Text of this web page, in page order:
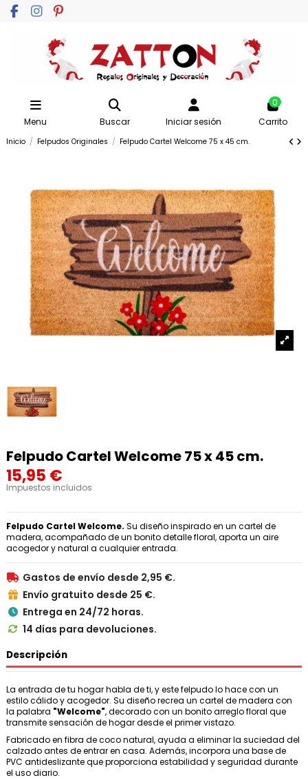
Menu Buscar Iniciar sesión
0
Carrito
Inicio Felpudos Originales Felpudo Cartel Welcome 75 x 45 cm.
Felpudo Cartel Welcome 75 x 45 cm.
15,95 €
Impuestos incluidos
Felpudo Cartel Welcome. Su diseño inspirado en un cartel de
madera, acompañado de un bonito detalle floral, aporta un aire
acogedor y natural a cualquier entrada.
 Gastos de envío desde 2,95 €.
 Envío gratuito desde 25 €.
 Entrega en 24/72 horas.
 14 días para devoluciones.
Descripción
La entrada de tu hogar habla de ti, y este felpudo lo hace con un
estilo cálido y acogedor. Su diseño recrea un cartel de madera con
la palabra "Welcome", decorado con un bonito arreglo floral que
transmite sensación de hogar desde el primer vistazo.
Fabricado en fibra de coco natural, ayuda a eliminar la suciedad del
calzado antes de entrar en casa. Además, incorpora una base de
PVC antideslizante que proporciona estabilidad y seguridad durante
el uso diario.